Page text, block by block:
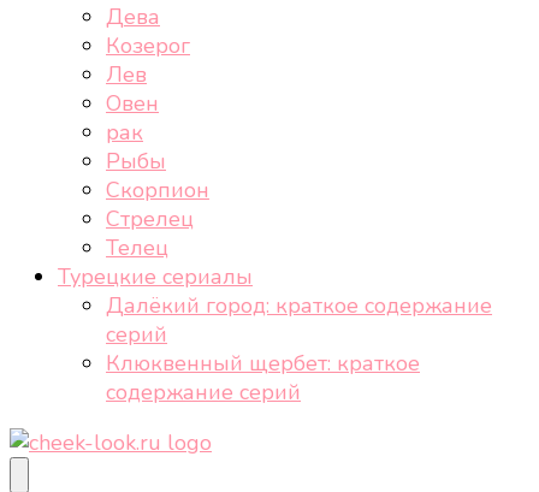
Дева
Козерог
Лев
Овен
рак
Рыбы
Скорпион
Стрелец
Телец
Турецкие сериалы
Далёкий город: краткое содержание
серий
Клюквенный щербет: краткое
содержание серий